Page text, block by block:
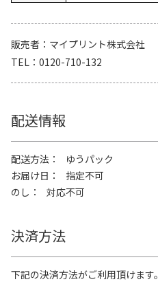
販売者
マイプリント株式会社
TEL
0120-710-132
配送情報
配送方法
ゆうパック
お届け日
指定不可
のし
対応不可
決済方法
下記の決済方法がご利用頂けます。